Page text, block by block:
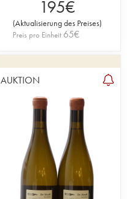
195€
(Aktualisierung des Preises)
Preis pro Einheit 65€
AUKTION